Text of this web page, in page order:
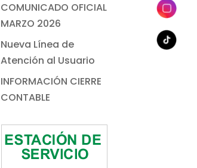
COMUNICADO OFICIAL
MARZO 2026
Nueva Línea de
Atención al Usuario
INFORMACIÓN CIERRE
CONTABLE